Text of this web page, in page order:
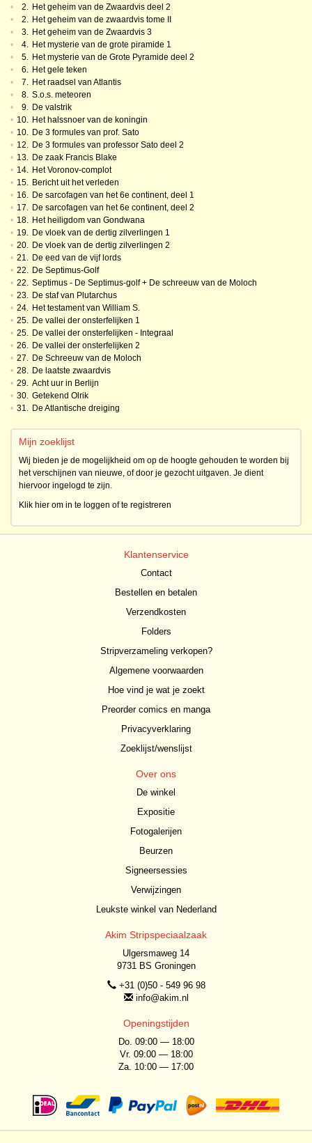
•
2. Het geheim van de Zwaardvis deel 2
•
2. Het geheim van de zwaardvis tome II
•
3. Het geheim van de Zwaardvis 3
•
4. Het mysterie van de grote piramide 1
•
5. Het mysterie van de Grote Pyramide deel 2
•
6. Het gele teken
•
7. Het raadsel van Atlantis
•
8. S.o.s. meteoren
•
9. De valstrik
• 10. Het halssnoer van de koningin
• 10. De 3 formules van prof. Sato
• 12. De 3 formules van professor Sato deel 2
• 13. De zaak Francis Blake
• 14. Het Voronov-complot
• 15. Bericht uit het verleden
• 16. De sarcofagen van het 6e continent, deel 1
• 17. De sarcofagen van het 6e continent, deel 2
• 18. Het heiligdom van Gondwana
• 19. De vloek van de dertig zilverlingen 1
• 20. De vloek van de dertig zilverlingen 2
• 21. De eed van de vijf lords
• 22. De Septimus-Golf
• 22. Septimus - De Septimus-golf + De schreeuw van de Moloch
• 23. De staf van Plutarchus
• 24. Het testament van William S.
• 25. De vallei der onsterfelijken 1
• 25. De vallei der onsterfelijken - Integraal
• 26. De vallei der onsterfelijken 2
• 27. De Schreeuw van de Moloch
• 28. De laatste zwaardvis
• 29. Acht uur in Berlijn
• 30. Getekend Olrik
• 31. De Atlantische dreiging
Mijn zoeklijst
Wij bieden je de mogelijkheid om op de hoogte gehouden te worden bij
het verschijnen van nieuwe, of door je gezocht uitgaven. Je dient
hiervoor ingelogd te zijn.
Klik hier om in te loggen of te registreren
Klantenservice
Contact
Bestellen en betalen
Verzendkosten
Folders
Stripverzameling verkopen?
Algemene voorwaarden
Hoe vind je wat je zoekt
Preorder comics en manga
Privacyverklaring
Zoeklijst/wenslijst
Over ons
De winkel
Expositie
Fotogalerijen
Beurzen
Signeersessies
Verwijzingen
Leukste winkel van Nederland
Akim Stripspeciaalzaak
Ulgersmaweg 14
9731 BS Groningen
+31 (0)50 - 549 96 98
info@akim.nl
Openingstijden
Do. 09:00 — 18:00
Vr. 09:00 — 18:00
Za. 10:00 — 17:00